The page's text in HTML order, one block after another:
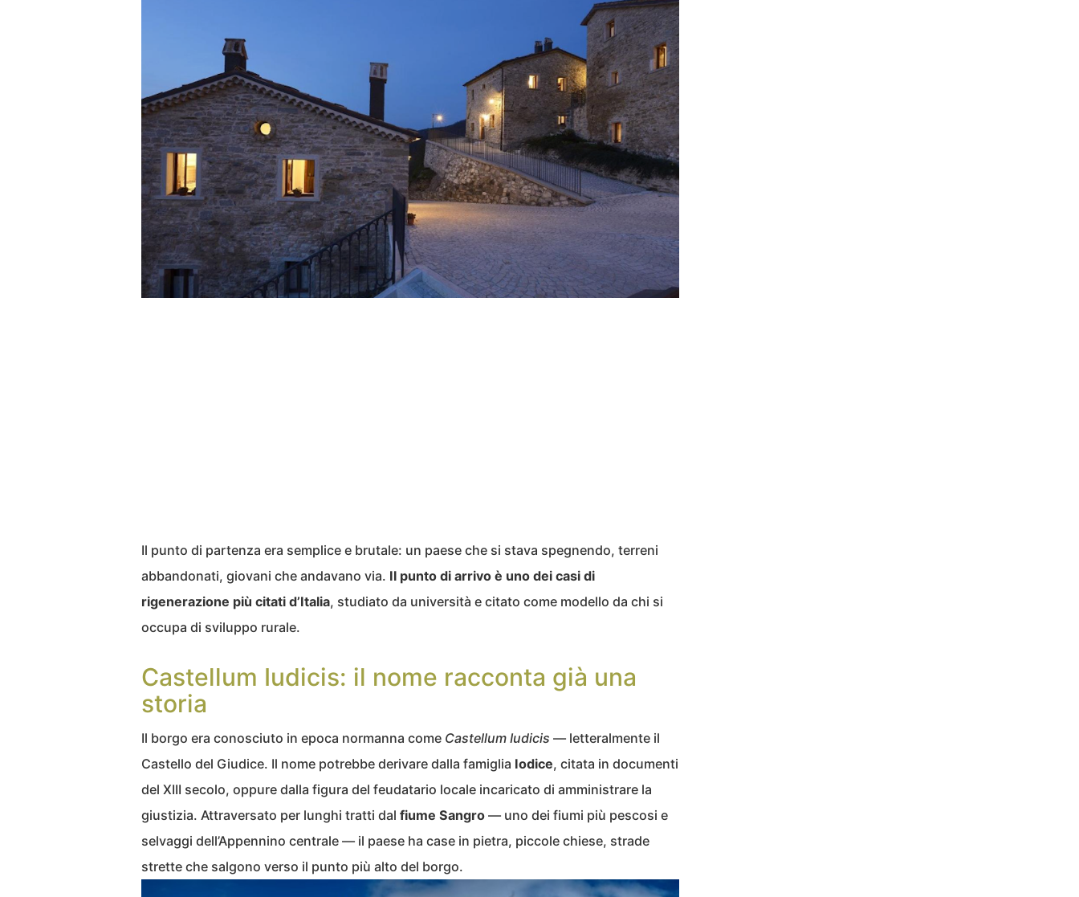
Il punto di partenza era semplice e brutale: un paese che si stava spegnendo, terreni
abbandonati, giovani che andavano via. Il punto di arrivo è uno dei casi di
rigenerazione più citati d’Italia, studiato da università e citato come modello da chi si
occupa di sviluppo rurale.
Castellum Iudicis: il nome racconta già una
storia
Il borgo era conosciuto in epoca normanna come Castellum Iudicis — letteralmente il
Castello del Giudice. Il nome potrebbe derivare dalla famiglia Iodice, citata in documenti
del XIII secolo, oppure dalla figura del feudatario locale incaricato di amministrare la
giustizia. Attraversato per lunghi tratti dal fiume Sangro — uno dei fiumi più pescosi e
selvaggi dell’Appennino centrale — il paese ha case in pietra, piccole chiese, strade
strette che salgono verso il punto più alto del borgo.